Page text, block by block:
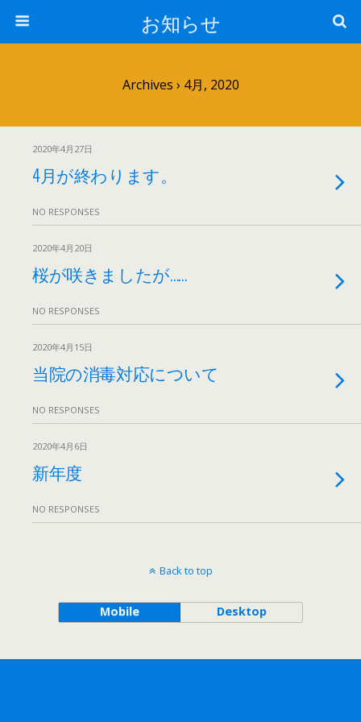
お知らせ
Archives › 4月, 2020
2020年4月27日
4月が終わります。
NO RESPONSES
2020年4月20日
桜が咲きましたが……
NO RESPONSES
2020年4月15日
当院の消毒対応について
NO RESPONSES
2020年4月6日
新年度
NO RESPONSES
Back to top
Mobile Desktop